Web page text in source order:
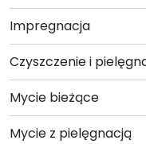
Impregnacja
Czyszczenie i
Mycie bieżące
Mycie z pielęgnacją